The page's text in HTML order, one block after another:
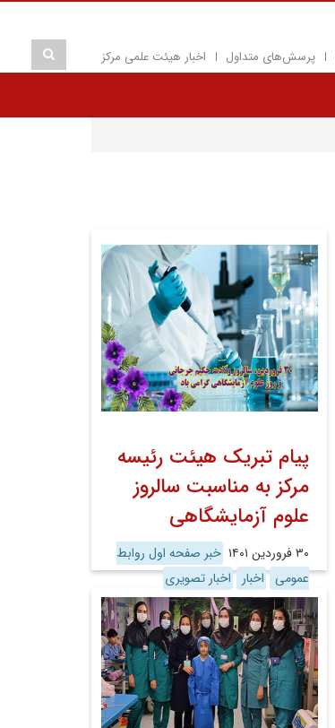
پرسش‌های متداول اخبار هیئت علمی مرکز
پیام تبریک هیئت رئیسه
مرکز به مناسبت سالروز
علوم آزمایشگاهی
۳۰ فروردین ۱۴۰۱
خبر صفحه اول روابط
عمومی اخبار اخبار تصویری